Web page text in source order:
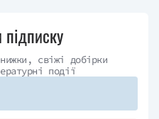
свіжі добірки
події